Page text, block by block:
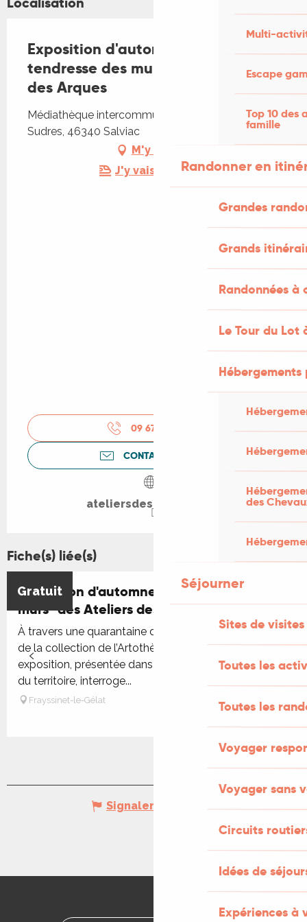
Multi-
Escape
Top 10 des
famille
Randonner en
Grandes
Grands
Randonnées
Le Tour du Lot
des
Séjourner
Sites de visites
Toutes les
Toutes les
Voyager
Voyager sans
Circuits
Idées de
Expériences à
Exposition d'automne : "La
tendresse des murs" des Ateliers
des Arques
Médiathèque intercommunale, 2 place Marie
Sudres, 46340 Salviac
M'y rendre
J'y vais en train !
09 67 34 62
CONTACTEZ-NOUS
ateliersdesarques.com
Fiche(s) liée(s)
Gratuit
Exposition d'automne : "La tendresse des
murs" des Ateliers des Arques
À travers une quarantaine d’œuvres récentes issues
de la collection de l’Artothèque du Lot, cette
exposition, présentée dans les quatre bibliothèques
du territoire, interroge...
Frayssinet-le-Gélat
Signaler une erreur